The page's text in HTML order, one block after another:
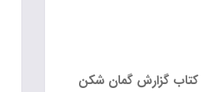
کتاب گزارش گمان شکن